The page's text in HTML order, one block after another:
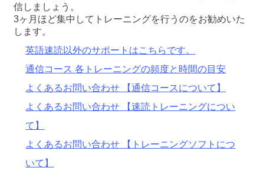
信しましょう。
3ヶ月ほど集中してトレーニングを行うのをお勧めいた
します。
英語速読以外のサポートはこちらです。
通信コース 各トレーニングの頻度と時間の目安
よくあるお問い合わせ 【通信コースについて】
よくあるお問い合わせ 【速読トレーニングについ
て】
よくあるお問い合わせ 【トレーニングソフトにつ
いて】